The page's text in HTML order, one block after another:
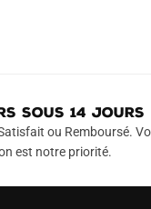
SOUS 14 JOURS
ou Remboursé.
est notre priorité.